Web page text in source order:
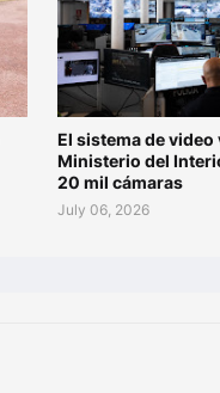
El sistema de
Ministerio del
20 mil cámaras
July 06, 2026